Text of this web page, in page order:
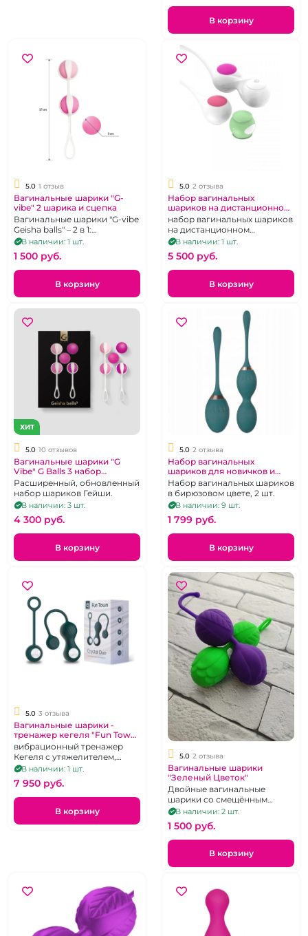
В корзину
5.0 1 отзыв
Вагинальные шарики "G-
vibe" 2 шарика и сцепка
Вагинальные шарики "G-vibe
Geisha balls" – 2 в 1:
удовольствие + тренировка,
2шт.
В наличии: 1 шт.
1 500 pуб.
В корзину
5.0 2 отзыва
Набор вагинальных
шариков на дистанционном
управлении
набор вагинальных шариков
на дистанционном
управлении
В наличии: 1 шт.
5 500 pуб.
В корзину
ХИТ
5.0 10 отзывов
Вагинальные шарики "G
Vibe" G Balls 3 набор
двойной и одинарный
Расширенный, обновленный
набор шариков Гейши.
В наличии: 3 шт.
4 300 pуб.
В корзину
5.0 2 отзыва
Набор вагинальных
шариков для новичков и
среднего уровня "Lilo" 2 шт
Набор вагинальных шариков
в бирюзовом цвете, 2 шт.
В наличии: 9 шт.
1 799 pуб.
В корзину
5.0 3 отзыва
Вагинальные шарики -
тренажер кегеля "Fun Town"
Crystal Duo
вибрационный тренажер
Кегеля с утяжелителем,
одинарный шарик в
комплекте, темно-зеленый,
перезаряжаемый
В наличии: 1 шт.
7 950 pуб.
В корзину
5.0 2 отзыва
Вагинальные шарики
"Зеленый Цветок"
Двойные вагинальные
шарики со смещённым
центром с силиконовым
покрытием.
В наличии: 2 шт.
1 500 pуб.
В корзину